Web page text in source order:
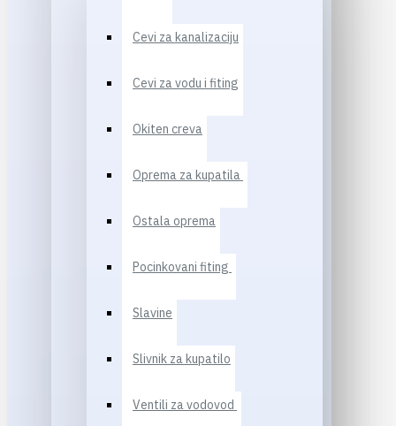
Cevi za kanalizaciju
Cevi za vodu i fiting
Okiten creva
Oprema za kupatila
Ostala oprema
Pocinkovani fiting
Slavine
Slivnik za kupatilo
Ventili za vodovod